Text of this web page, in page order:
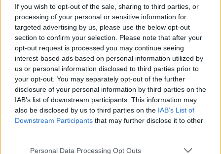
If you wish to opt-out of the sale, sharing to third parties, or
processing of your personal or sensitive information for
targeted advertising by us, please use the below opt-out
section to confirm your selection. Please note that after your
opt-out request is processed you may continue seeing
interest-based ads based on personal information utilized by
us or personal information disclosed to third parties prior to
your opt-out. You may separately opt-out of the further
disclosure of your personal information by third parties on the
IAB’s list of downstream participants. This information may
also be disclosed by us to third parties on the IAB’s List of
Downstream Participants that may further disclose it to other
Personal Data Processing Opt Outs
ici ( ) tu as peut-être la réponse à ta question
Oct 3, 2017
myrololikes this.
daemongorgon
User
En fait je voulais savoir avant de construire de quels trucs les